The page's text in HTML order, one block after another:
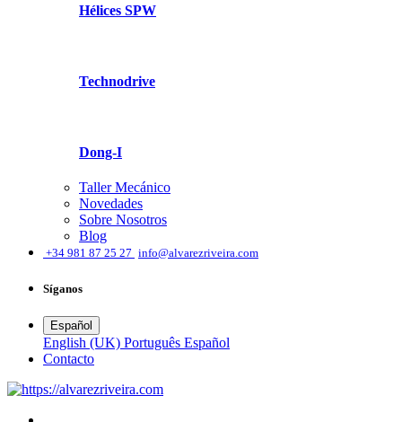
Hélices SPW
Technodrive
Dong-I
Taller Mecánico
Novedades
Sobre Nosotros
Blog
+34 981 87 25 27 info@alvarezriveira.com
Síganos
Español
English (UK) Português Español
​Contacto